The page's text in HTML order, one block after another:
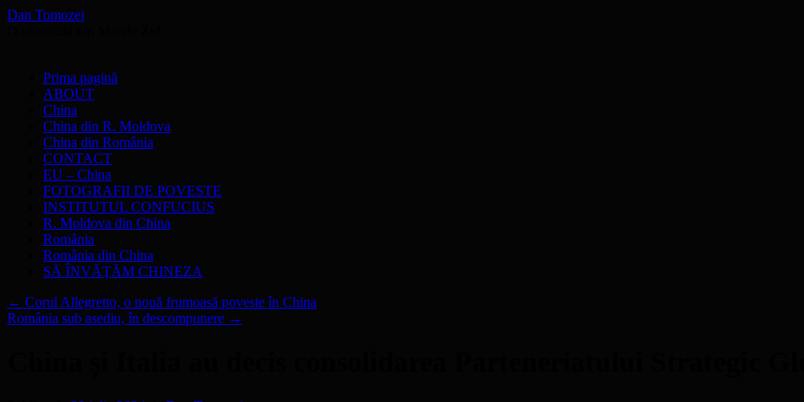
Dan Tomozei
conținut
Prima pagină
ABOUT
China
China din R. Moldova
China din România
CONTACT
EU – China
FOTOGRAFII DE POVESTE
INSTITUTUL CONFUCIUS
R. Moldova din China
România
România din China
SĂ ÎNVĂŢĂM CHINEZA
← Corul Allegretto, o nouă frumoasă poveste în China
România sub asediu, în descompunere →